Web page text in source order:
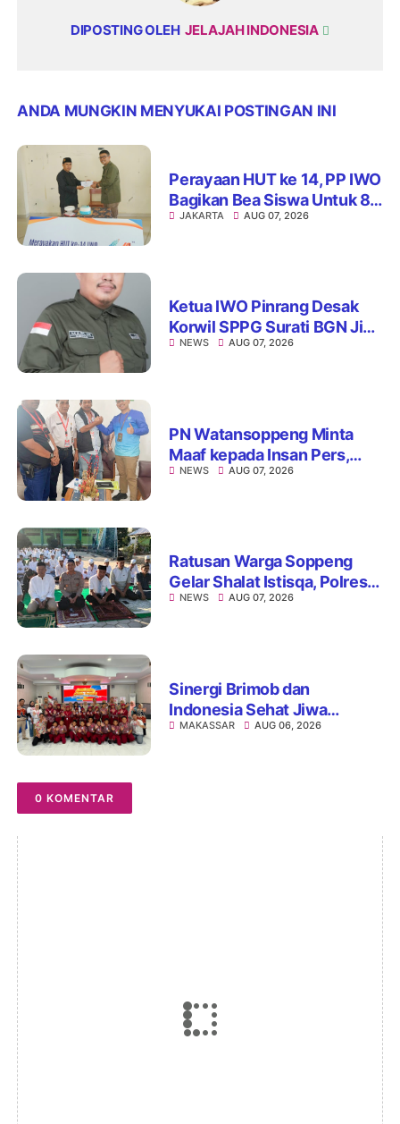
DIPOSTING OLEH JELAJAH INDONESIA
ANDA MUNGKIN MENYUKAI POSTINGAN INI
Perayaan HUT ke 14, PP IWO
Bagikan Bea Siswa Untuk 8
Siswa SD Muhammadiyah
JAKARTA AUG 07, 2026
Ketua IWO Pinrang Desak
Korwil SPPG Surati BGN Jika
Ditemukan Dapur MBG Tak
NEWS AUG 07, 2026
PN Watansoppeng Minta
Maaf kepada Insan Pers,
Tegaskan Komitmen
NEWS AUG 07, 2026
Ratusan Warga Soppeng
Gelar Shalat Istisqa, Polres
Hadir Mengawal Ikhtiar
NEWS AUG 07, 2026
Sinergi Brimob dan
Indonesia Sehat Jiwa
Hadirkan Pojok Curhat,
MAKASSAR AUG 06, 2026
0 KOMENTAR